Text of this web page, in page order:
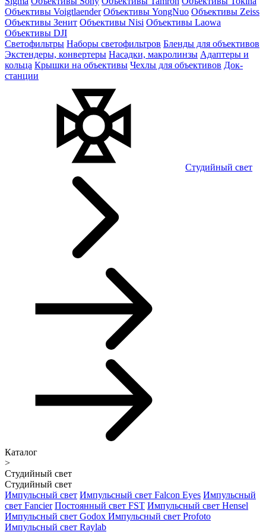
Объективы Voigtlaender Объективы YongNuo Объективы Zeiss
Объективы Зенит Объективы Nisi Объективы Laowa
Объективы DJI
Светофильтры Наборы светофильтров Бленды для объективов
Экстендеры, конвертеры Насадки, макролинзы Адаптеры и
кольца Крышки на объективы Чехлы для объективов Док-
станции
Студийный свет
Каталог
>
Студийный свет
Студийный свет
Импульсный свет Импульсный свет Falcon Eyes Импульсный
свет Fancier Постоянный свет FST Импульсный свет Hensel
Импульсный свет Godox Импульсный свет Profoto
Импульсный свет Raylab